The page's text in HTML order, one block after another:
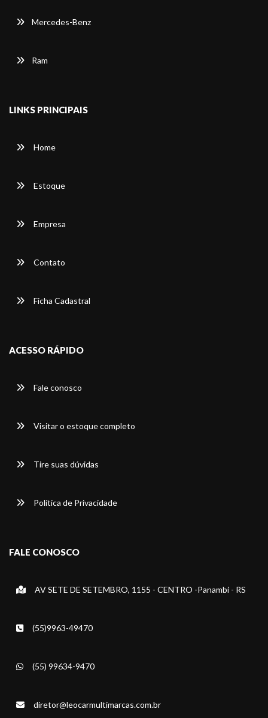
Mercedes-Benz
Ram
LINKS PRINCIPAIS
Home
Estoque
Empresa
Contato
Ficha Cadastral
ACESSO RÁPIDO
Fale conosco
Visitar o estoque completo
Tire suas dúvidas
Política de Privacidade
FALE CONOSCO
AV SETE DE SETEMBRO, 1155 - CENTRO -Panambi - RS
(55)9963-49470
(55) 99634-9470
diretor@leocarmultimarcas.com.br